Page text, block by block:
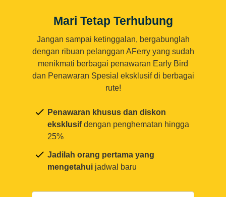
Mari Tetap Terhubung
Jangan sampai ketinggalan, bergabunglah
dengan ribuan pelanggan AFerry yang sudah
menikmati berbagai penawaran Early Bird
dan Penawaran Spesial eksklusif di berbagai
rute!
Penawaran khusus dan diskon
eksklusifdengan penghematan hingga
25%
Jadilah orang pertama yang
mengetahui jadwal baru